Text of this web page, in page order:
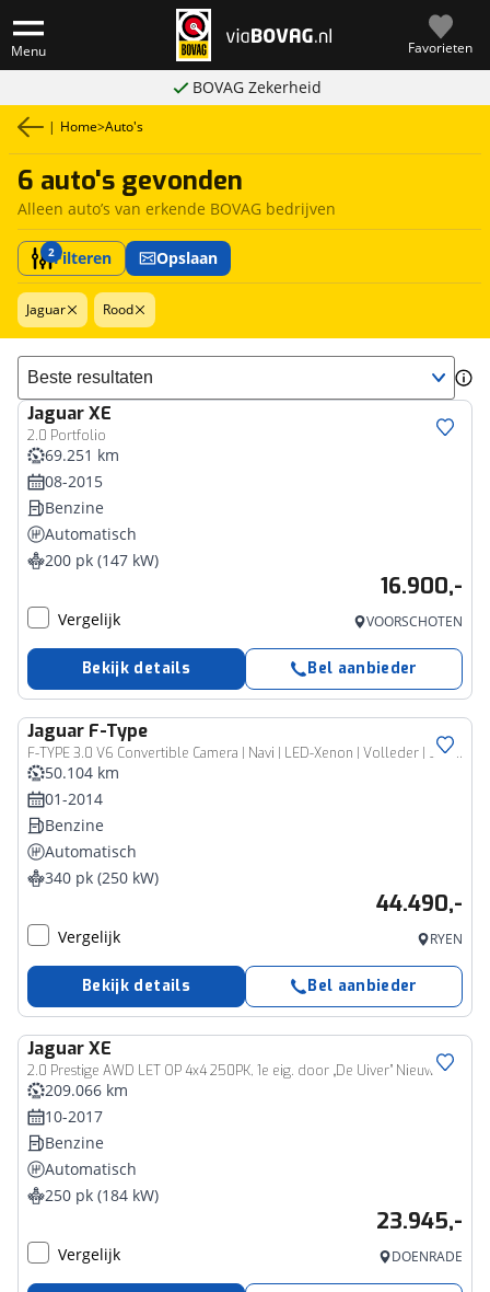
Menu Favorieten
BOVAG Zekerheid
| Home>Auto's
6 auto's gevonden
Alleen auto’s van erkende BOVAG bedrijven
2Filteren Opslaan
Jaguar Rood
Sorteer resultaten
JaguarXE
2.0 Portfolio
69.251 km
08-2015
Benzine
Automatisch
200 pk (147 kW)
16.900,-
Vergelijk VOORSCHOTEN
Bekijk details Bel aanbieder
Jaguar F-Type
F-TYPE 3.0 V6 Convertible Camera | Navi | LED-Xenon | Volleder | Sensoren
50.104 km
01-2014
Benzine
Automatisch
340 pk (250 kW)
44.490,-
Vergelijk RYEN
Bekijk details Bel aanbieder
JaguarXE
2.0 Prestige AWD LET OP 4x4 250PK, 1e eig. door „De Uiver” Nieuwe motor gemonteerd
209.066 km
10-2017
Benzine
Automatisch
250 pk (184 kW)
23.945,-
Vergelijk DOENRADE